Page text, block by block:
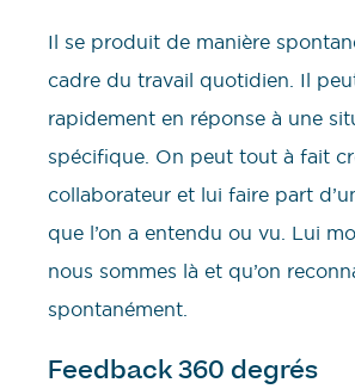
Il se produit de manière
cadre du travail quotidien. Il
rapidement en réponse à une
spécifique. On peut tout à fait
collaborateur et lui faire part
que l’on a entendu ou vu. Lui
nous sommes là et qu’on
spontanément.
Feedback 360 degrés